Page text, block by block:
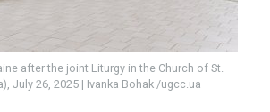
after the joint Liturgy in the Church of St.
July 26, 2025 | Ivanka Bohak /ugcc.ua